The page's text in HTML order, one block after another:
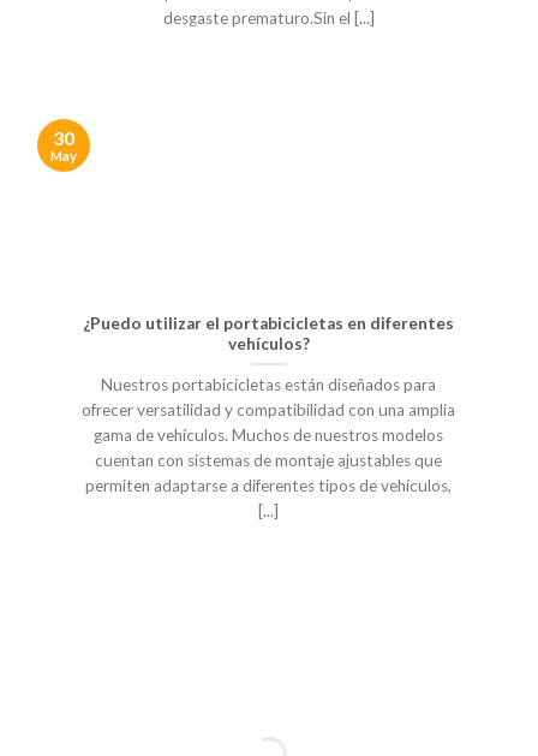
desgaste prematuro.Sin el [...]
¿Puedo utilizar el portabicicletas en diferentes
vehículos?
Nuestros portabicicletas están diseñados para
ofrecer versatilidad y compatibilidad con una amplia
gama de vehículos. Muchos de nuestros modelos
cuentan con sistemas de montaje ajustables que
permiten adaptarse a diferentes tipos de vehículos,
[...]
30
May